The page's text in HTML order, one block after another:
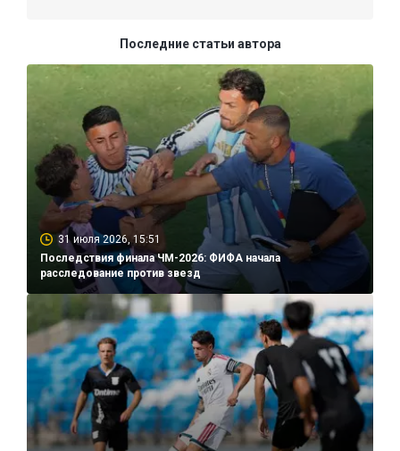
Последние статьи автора
31 июля 2026, 15:51
Последствия финала ЧМ-2026: ФИФА начала
расследование против звезд